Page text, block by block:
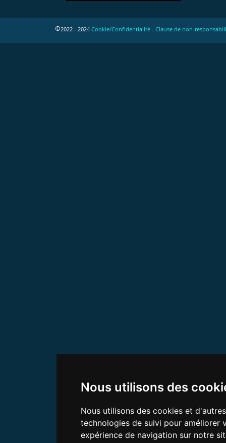
Nous utilisons des
Nous utilisons des cookies et d'autres
technologies de suivi pour améliorer
expérience de navigation sur notre
2022 - 2024 Cookie/Confidentialité - Clause de non-